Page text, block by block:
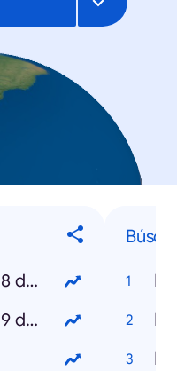
Qué se celebra el 18 de julio
Qué se celebra el 19 de abril